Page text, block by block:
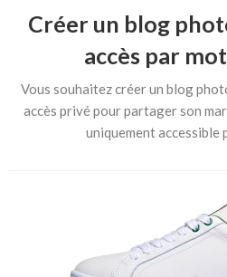
Créer un blog
accès par
Vous souhaitez créer un blog
accès privé pour partager son
uniquement accessible